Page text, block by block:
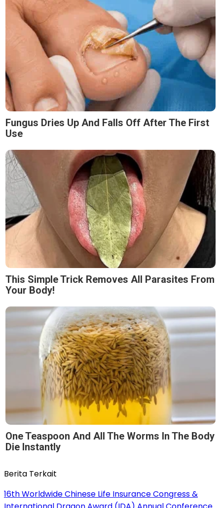
Fungus Dries Up And Falls Off After The First
Use
This Simple Trick Removes All Parasites From
Your Body!
One Teaspoon And All The Worms In The Body
Die Instantly
Berita Terkait
16th Worldwide Chinese Life Insurance Congress &